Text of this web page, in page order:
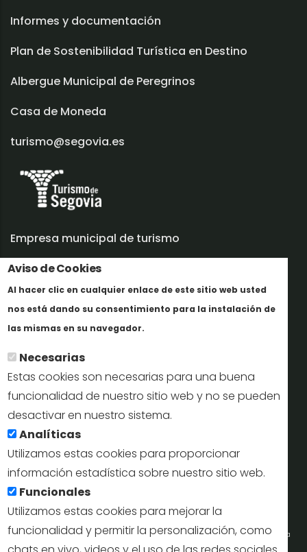
Aviso de Cookies
Al hacer clic en cualquier enlace de este sitio web usted
nos está dando su consentimiento para la instalación de
las mismas en su navegador.
Necesarias
Estas cookies son necesarias para una buena
funcionalidad de nuestro sitio web y no se pueden
desactivar en nuestro sistema.
Analíticas
Utilizamos estas cookies para proporcionar
información estadística sobre nuestro sitio web.
Funcionales
Utilizamos estas cookies para mejorar la
funcionalidad y permitir la personalización, como
Informes y documentación
Plan de Sostenibilidad Turística en Destino
Albergue Municipal de Peregrinos
Casa de Moneda
turismo@segovia.es
Empresa municipal de turismo
Trabaja con nosotros
Informes y documentación
Perfil del contratante
Oficinas de Turismo
reservas@turismodesegovia.com
info@turismodesegovia.com
Aviso legal |
Portal de la Concejalía de Turismo (Ayuntamiento de Segovia) y la Empresa